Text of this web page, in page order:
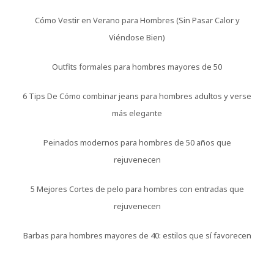
Cómo Vestir en Verano para Hombres (Sin Pasar Calor y
Viéndose Bien)
Outfits formales para hombres mayores de 50
6 Tips De Cómo combinar jeans para hombres adultos y verse
más elegante
Peinados modernos para hombres de 50 años que
rejuvenecen
5 Mejores Cortes de pelo para hombres con entradas que
rejuvenecen
Barbas para hombres mayores de 40: estilos que sí favorecen